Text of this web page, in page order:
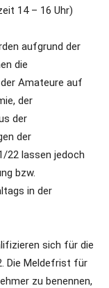
14 – 16 Uhr)
aufgrund der
die
Amateure auf
der
der
der
22 lassen jedoch
bzw.
in der
sich für die
Die Meldefrist für
zu benennen,